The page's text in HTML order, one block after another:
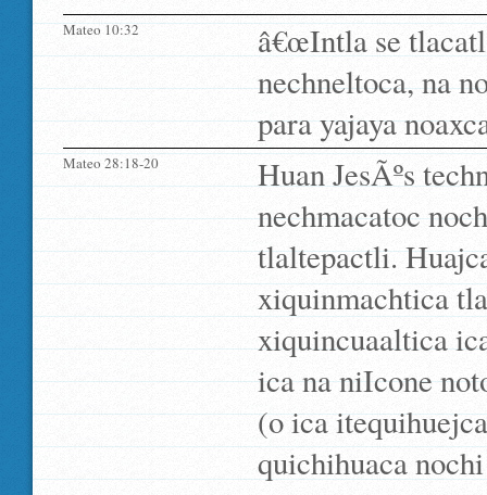
Mateo 10:32
â€œIntla se
nechneltoca, na
para yajaya
Mateo 28:18-20
Huan JesÃºs
nechmacatoc
tlaltepactli.
xiquinmachtica
xiquincuaaltica
ica na niIcone
(o ica
quichihuaca